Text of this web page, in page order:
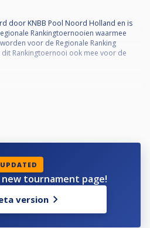
door KNBB Pool Noord Holland en is
Rankingtoernooien waarmee
voor de Regionale Ranking
Rankingtoernooi ook mee voor de
deelname = minimaal 3 deelnames
worden volgens de standaarden
van het aantal inschrijvingen kunnen de
(De wedstrijdleiding is bepalend hierin).
16’:
UPDATED
tournament page!
version